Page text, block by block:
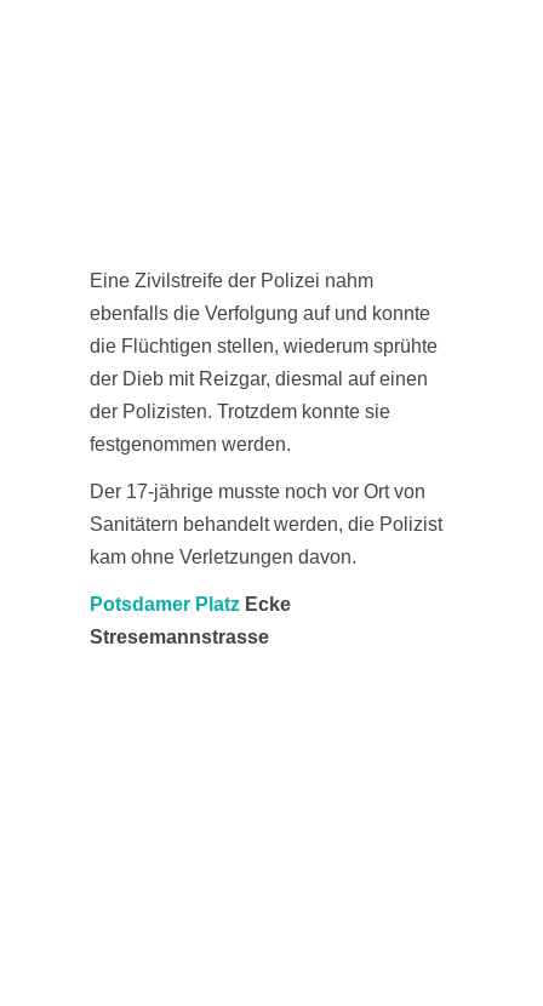
Eine Zivilstreife der Polizei nahm
ebenfalls die Verfolgung auf und konnte
die Flüchtigen stellen, wiederum sprühte
der Dieb mit Reizgar, diesmal auf einen
der Polizisten. Trotzdem konnte sie
festgenommen werden.
Der 17-jährige musste noch vor Ort von
Sanitätern behandelt werden, die Polizist
kam ohne Verletzungen davon.
Potsdamer Platz Ecke
Stresemannstrasse